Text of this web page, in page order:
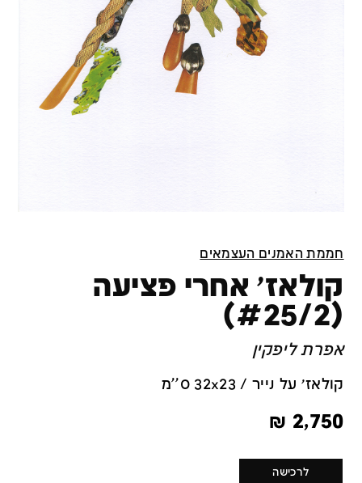
חממת האמנים העצמאים
קולאז׳ אחרי פציעה
(#25/2)
אפרת ליפקין
קולאז׳ על נייר / 32x23 ס''מ
2,750
₪
לרכישה